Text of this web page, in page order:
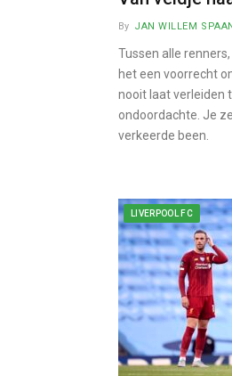
By JAN WILLEM
Tussen alle
het een voorrecht
nooit laat verleiden
ondoordachte. Je
verkeerde been.
LIVERPOOL FC